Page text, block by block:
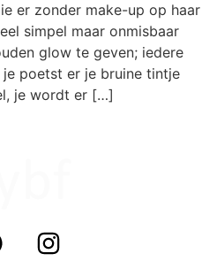
er zonder make-up op haar
simpel maar onmisbaar
glow te geven; iedere
poetst er je bruine tintje
je wordt er […]